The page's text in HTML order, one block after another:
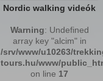
Nordic walking videók
Warning: Undefined
array key "alcim" in
/srv/www/u10263/
tours.hu/www/
on line 17